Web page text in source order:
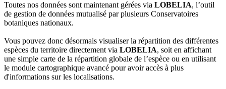
Toutes nos données sont maintenant gérées via LOBELIA, l’outil
de gestion de données mutualisé par plusieurs Conservatoires
botaniques nationaux.
Vous pouvez donc désormais visualiser la répartition des différentes
espèces du territoire directement via LOBELIA, soit en affichant
une simple carte de la répartition globale de l’espèce ou en utilisant
le module cartographique avancé pour avoir accès à plus
d'informations sur les localisations.